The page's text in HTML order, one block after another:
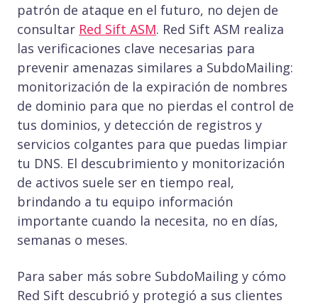
patrón de ataque en el futuro, no dejen de
consultar Red Sift ASM. Red Sift ASM realiza
las verificaciones clave necesarias para
prevenir amenazas similares a SubdoMailing:
monitorización de la expiración de nombres
de dominio para que no pierdas el control de
tus dominios, y detección de registros y
servicios colgantes para que puedas limpiar
tu DNS. El descubrimiento y monitorización
de activos suele ser en tiempo real,
brindando a tu equipo información
importante cuando la necesita, no en días,
semanas o meses.
Para saber más sobre SubdoMailing y cómo
Red Sift descubrió y protegió a sus clientes